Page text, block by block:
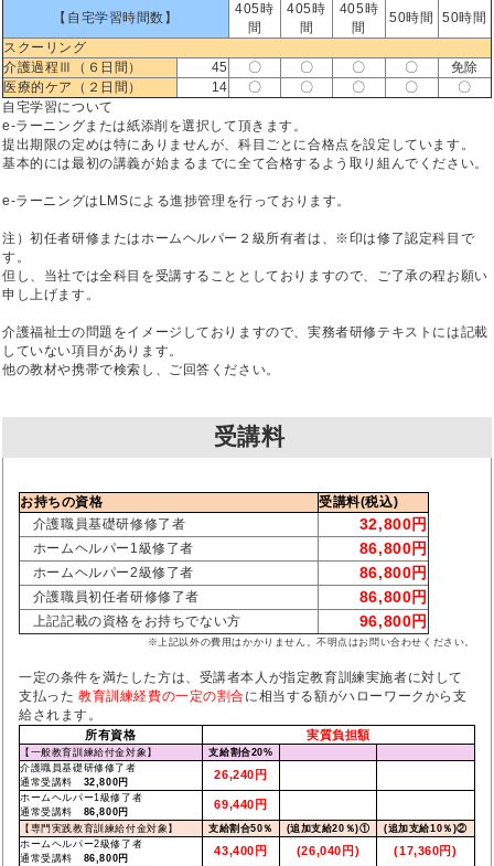
【自宅学習時間数】
405時
間
405時
間
405時
間
50時間
50時間
スクーリング
介護過程Ⅲ（６日間）
45 〇 〇 〇 〇
免除
医療的ケア（２日間）
14 〇 〇 〇 〇
〇
自宅学習について
e-ラーニングまたは紙添削を選択して頂きます。
提出期限の定めは特にありませんが、科目ごとに合格点を設定しています。
基本的には最初の講義が始まるまでに全て合格するよう取り組んでください。
e-ラーニングはLMSによる進捗管理を行っております。
注）初任者研修またはホームヘルパー２級所有者は、※印は修了認定科目で
す。
但し、当社では全科目を受講することとしておりますので、ご了承の程お願い
申し上げます。
介護福祉士の問題をイメージしておりますので、実務者研修テキストには記載
していない項目があります。
他の教材や携帯で検索し、ご回答ください。
受講料
お持ちの資格
受講料(税込)
介護職員基礎研修修了者
32,800円
ホームヘルパー1級修了者 86,800円
ホームヘルパー2級修了者 86,800円
介護職員初任者研修修了者 86,800円
上記記載の資格をお持ちでない方 96,800円
※上記以外の費用はかかりません。不明点はお問い合わせください。
一定の条件を満たした方は、受講者本人が指定教育訓練実施者に対して
支払った 教育訓練経費の一定の割合に相当する額がハローワークから支
給されます。
所有資格 実質負担額
【一般教育訓練給付金対象】 支給割合20%
介護職員基礎研修修了者
通常受講料 32,800円
26,240円
ホームヘルパー1級修了者
通常受講料 86,800円
69,440円
【専門実践教育訓練給付金対象】 支給割合50％ (追加支給20％)① (追加支給10％)②
ホームヘルパー2級修了者
通常受講料 86,800円
43,400円 (26,040円) (17,360円)